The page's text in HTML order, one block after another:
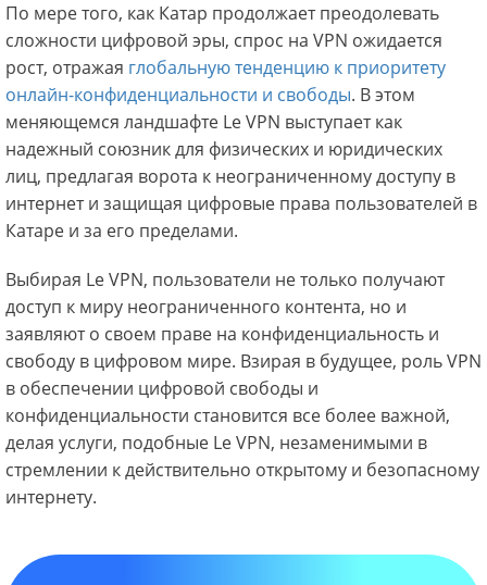
По мере того, как Катар продолжает преодолевать
сложности цифровой эры, спрос на VPN ожидается
рост, отражая глобальную тенденцию к приоритету
онлайн-конфиденциальности и свободы. В этом
меняющемся ландшафте Le VPN выступает как
надежный союзник для физических и юридических
лиц, предлагая ворота к неограниченному доступу в
интернет и защищая цифровые права пользователей в
Катаре и за его пределами.
Выбирая Le VPN, пользователи не только получают
доступ к миру неограниченного контента, но и
заявляют о своем праве на конфиденциальность и
свободу в цифровом мире. Взирая в будущее, роль VPN
в обеспечении цифровой свободы и
конфиденциальности становится все более важной,
делая услуги, подобные Le VPN, незаменимыми в
стремлении к действительно открытому и безопасному
интернету.